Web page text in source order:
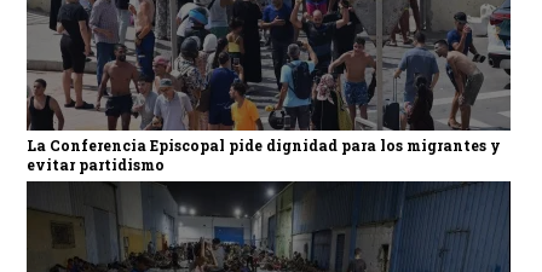
La Conferencia Episcopal pide dignidad para los migrantes y
evitar partidismo